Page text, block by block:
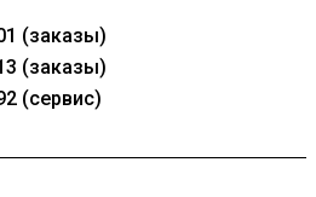
(заказы)
(заказы)
(сервис)